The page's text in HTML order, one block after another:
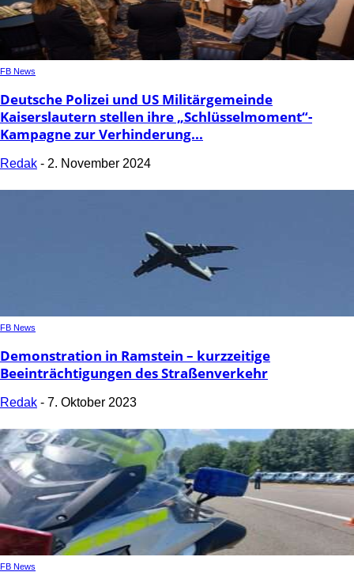
FB News
Deutsche Polizei und US Militärgemeinde
Kaiserslautern stellen ihre „Schlüsselmoment“-
Kampagne zur Verhinderung...
Redak - 2. November 2024
FB News
Demonstration in Ramstein – kurzzeitige
Beeinträchtigungen des Straßenverkehr
Redak - 7. Oktober 2023
FB News